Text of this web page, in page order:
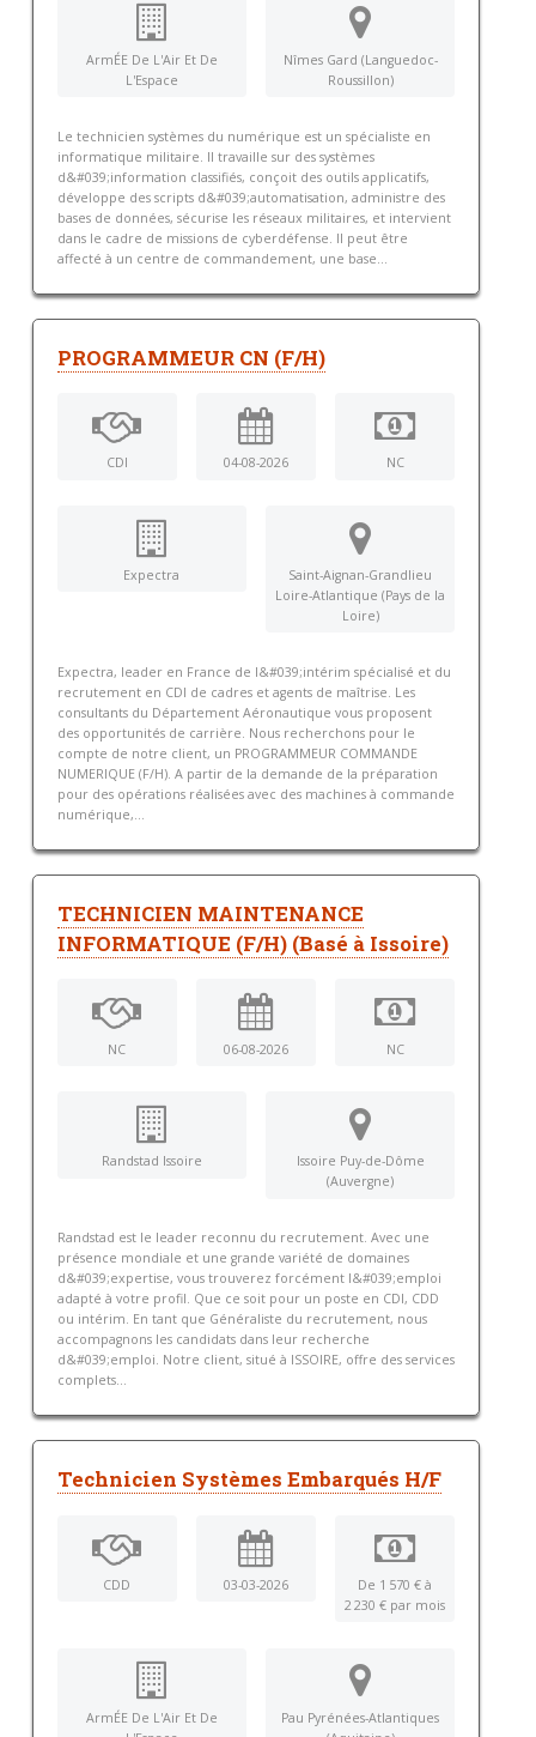
ArmÉE De L'Air Et De
L'Espace
Nîmes Gard (Languedoc-
Roussillon)
Le technicien systèmes du numérique est un spécialiste en
informatique militaire. Il travaille sur des systèmes
d&#039;information classifiés, conçoit des outils applicatifs,
développe des scripts d&#039;automatisation, administre des
bases de données, sécurise les réseaux militaires, et intervient
dans le cadre de missions de cyberdéfense. Il peut être
affecté à un centre de commandement, une base...
PROGRAMMEUR CN (F/H)
CDI 04-08-2026 NC
Expectra
Saint-Aignan-Grandlieu
Loire-Atlantique (Pays de la
Loire)
Expectra, leader en France de l&#039;intérim spécialisé et du
recrutement en CDI de cadres et agents de maîtrise. Les
consultants du Département Aéronautique vous proposent
des opportunités de carrière. Nous recherchons pour le
compte de notre client, un PROGRAMMEUR COMMANDE
NUMERIQUE (F/H). A partir de la demande de la préparation
pour des opérations réalisées avec des machines à commande
numérique,...
TECHNICIEN MAINTENANCE
INFORMATIQUE (F/H) (Basé à Issoire)
NC 06-08-2026 NC
Randstad Issoire
Issoire Puy-de-Dôme
(Auvergne)
Randstad est le leader reconnu du recrutement. Avec une
présence mondiale et une grande variété de domaines
d&#039;expertise, vous trouverez forcément l&#039;emploi
adapté à votre profil. Que ce soit pour un poste en CDI, CDD
ou intérim. En tant que Généraliste du recrutement, nous
accompagnons les candidats dans leur recherche
d&#039;emploi. Notre client, situé à ISSOIRE, offre des services
complets...
Technicien Systèmes Embarqués H/F
CDD 03-03-2026
De 1 570 € à
2 230 € par mois
ArmÉE De L'Air Et De
Pau Pyrénées-Atlantiques